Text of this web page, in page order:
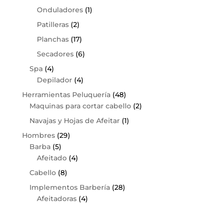
Onduladores (1)
Patilleras (2)
Planchas (17)
Secadores (6)
Spa (4)
Depilador (4)
Herramientas Peluquería (48)
Maquinas para cortar cabello (2)
Navajas y Hojas de Afeitar (1)
Hombres (29)
Barba (5)
Afeitado (4)
Cabello (8)
Implementos Barbería (28)
Afeitadoras (4)